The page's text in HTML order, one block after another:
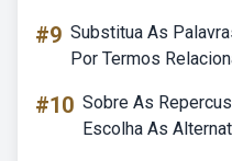
#9 Substitua As
Por Termos
#10 Sobre As
Escolha As